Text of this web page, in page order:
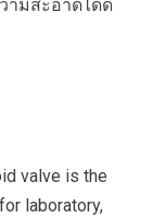
ามสะอาดได้ดี
valve is the
laboratory,